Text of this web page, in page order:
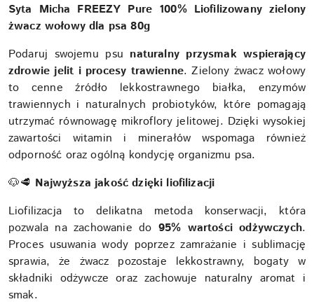
Syta Micha FREEZY Pure 100% Liofilizowany zielony
żwacz wołowy dla psa 80g
Podaruj swojemu psu naturalny przysmak wspierający
zdrowie jelit i procesy trawienne. Zielony żwacz wołowy
to cenne źródło lekkostrawnego białka, enzymów
trawiennych i naturalnych probiotyków, które pomagają
utrzymać równowagę mikroflory jelitowej. Dzięki wysokiej
zawartości witamin i minerałów wspomaga również
odporność oraz ogólną kondycję organizmu psa.
🐶🥩 Najwyższa jakość dzięki liofilizacji
Liofilizacja to delikatna metoda konserwacji, która
pozwala na zachowanie do 95% wartości odżywczych.
Proces usuwania wody poprzez zamrażanie i sublimację
sprawia, że żwacz pozostaje lekkostrawny, bogaty w
składniki odżywcze oraz zachowuje naturalny aromat i
smak.